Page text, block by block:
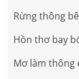
Rừng thông
Hồn thơ bay
Mơ làm